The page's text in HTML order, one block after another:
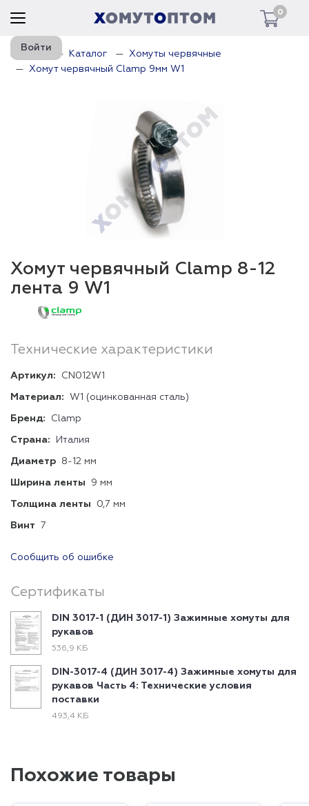
0
Войти
Главная Каталог
Хомуты червячные
Хомут червячный Clamp 9мм W1
Хомут червячный Clamp 8-12
лента 9 W1
Технические характеристики
Артикул: CN012W1
Материал: W1 (оцинкованная сталь)
Бренд: Clamp
Страна: Италия
Диаметр 8-12 мм
Ширина ленты 9 мм
Толщина ленты 0,7 мм
Винт 7
Сообщить об ошибке
Сертификаты
DIN 3017-1 (ДИН 3017-1) Зажимные хомуты для
рукавов
536,9 КБ
DIN-3017-4 (ДИН 3017-4) Зажимные хомуты для
рукавов Часть 4: Технические условия
поставки
493,4 КБ
Похожие товары